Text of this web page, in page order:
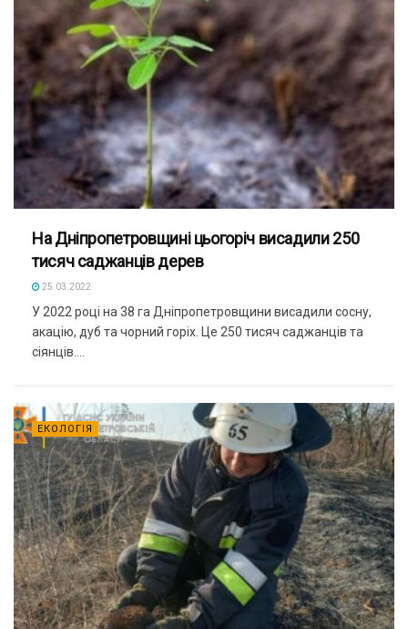
На Дніпропетровщині цьогоріч висадили 250
тисяч саджанців дерев
25.03.2022
У 2022 році на 38 га Дніпропетровщини висадили сосну,
акацію, дуб та чорний горіх. Це 250 тисяч саджанців та
сіянців....
ЕКОЛОГІЯ